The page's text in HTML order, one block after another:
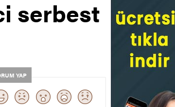
serbest
YAP